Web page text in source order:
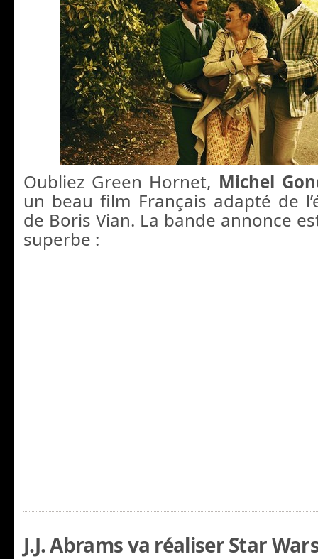
Oubliez Green Hornet, Michel
un beau film Français adapté de
de Boris Vian. La bande annonce
superbe :
J.J. Abrams va réaliser Star